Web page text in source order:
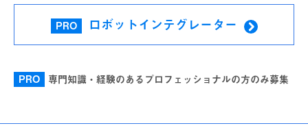
PRO ロボットインテグレーター
PRO 専門知識・経験のあるプロフェッショナルの方のみ募集